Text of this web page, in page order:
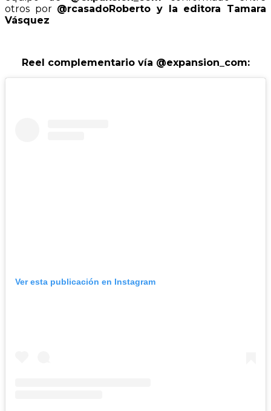
otros por @rcasadoRoberto y la editora Tamara
Vásquez
Reel complementario vía @expansion_com:
Ver esta publicación en Instagram